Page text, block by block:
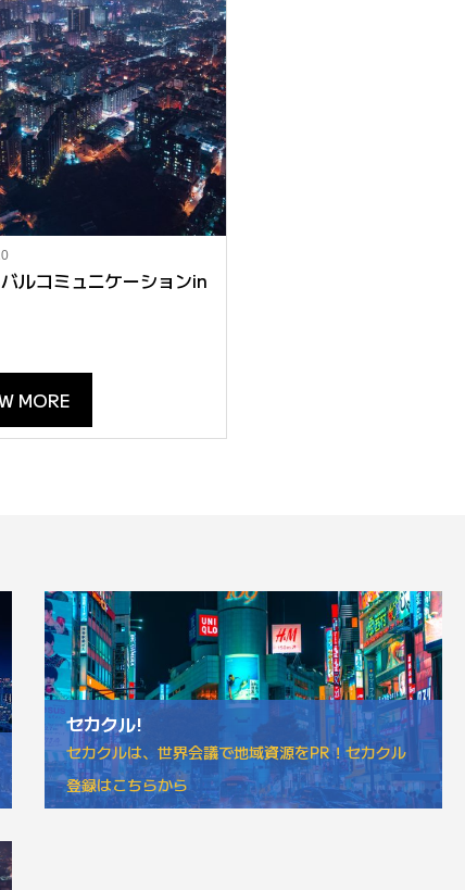
ルコミュニケーションin
MORE
セカクル!
セカクルは、世界会議で地域資源をPR！セカクル
登録はこちらから